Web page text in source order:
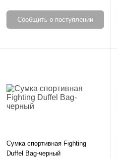
Сообщить о поступлении
Сумка спортивная Fighting
Duffel Bag-черный